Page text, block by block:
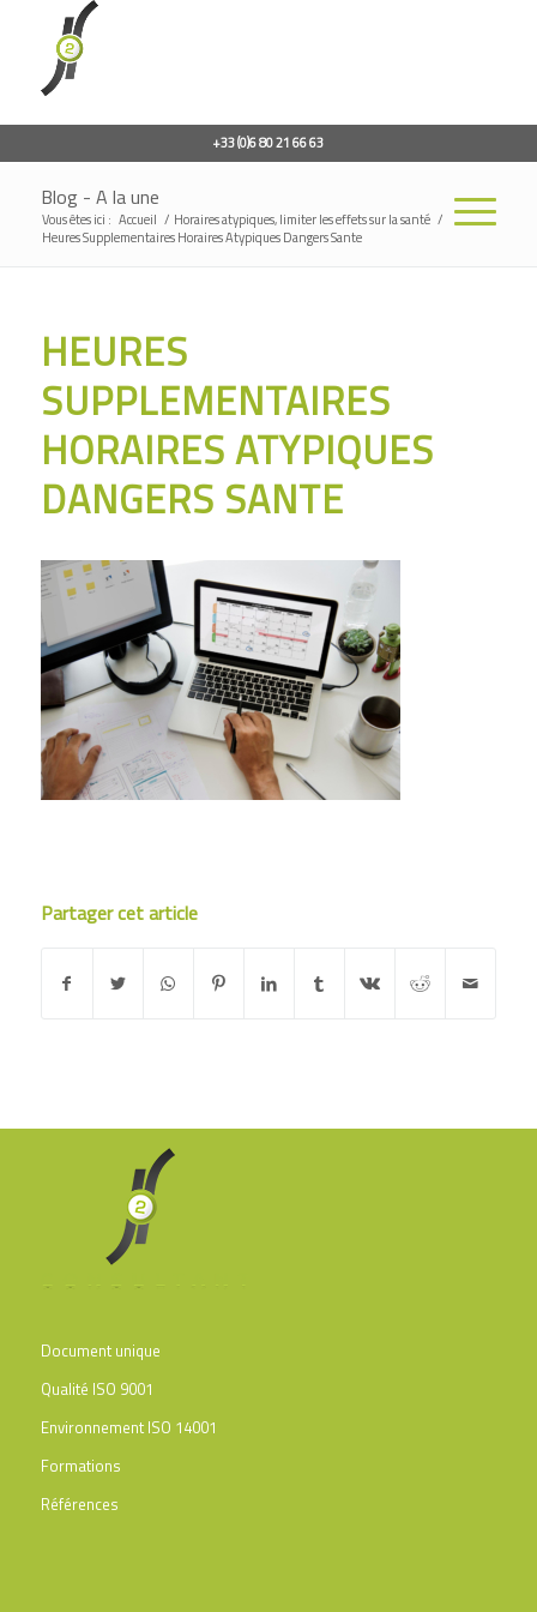
+33 (0)6 80 21 66 63
Blog - A la une
Vous êtes ici : Accueil / Horaires atypiques, limiter les effets sur la santé /
Heures Supplementaires Horaires Atypiques Dangers Sante
HEURES
SUPPLEMENTAIRES
HORAIRES ATYPIQUES
DANGERS SANTE
Partager cet article
Document unique
Qualité ISO 9001
Environnement ISO 14001
Formations
Références